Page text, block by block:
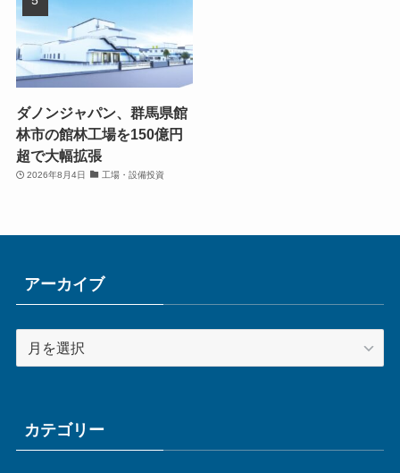
ダノンジャパン、群馬県館
林市の館林工場を150億円
超で大幅拡張
2026年8月4日 工場・設備投資
アーカイブ
ブカテゴリー